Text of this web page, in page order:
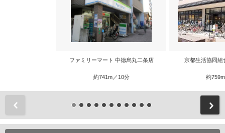
ファミリーマート 中徳烏丸二条店
約741m／10分
京都生活協同組
約